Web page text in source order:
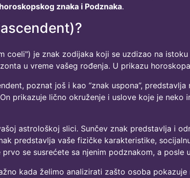
horoskopskog znaka i Podznaka.
coeli") je znak zodijaka koji se uzdizao na
u vreme vašeg rođenja. U prikazu
poznat još i kao “znak uspona”,
prikazuje lično okruženje i uslove koje je
astrološkoj slici. Sunčev znak predstavlja i
predstavlja vaše fizičke karakteristike,
se susrećete sa njenim podznakom, a posle
kada želimo analizirati zašto osoba